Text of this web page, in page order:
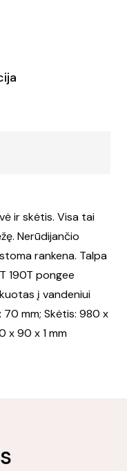
ir skėtis. Visa tai
Nerūdijančio
rankena. Talpa
190T pongee
į vandeniui
mm; Skėtis: 980 x
x 90 x 1 mm